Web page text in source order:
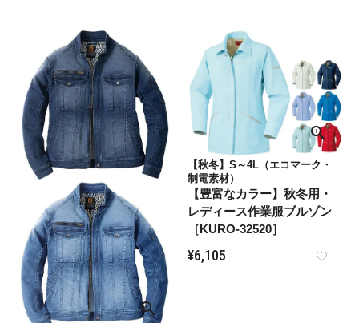
【秋冬】S～4L（エコマーク・
制電素材）
【豊富なカラー】秋冬用・
レディース作業服ブルゾン
［KURO-32520］
¥6,105